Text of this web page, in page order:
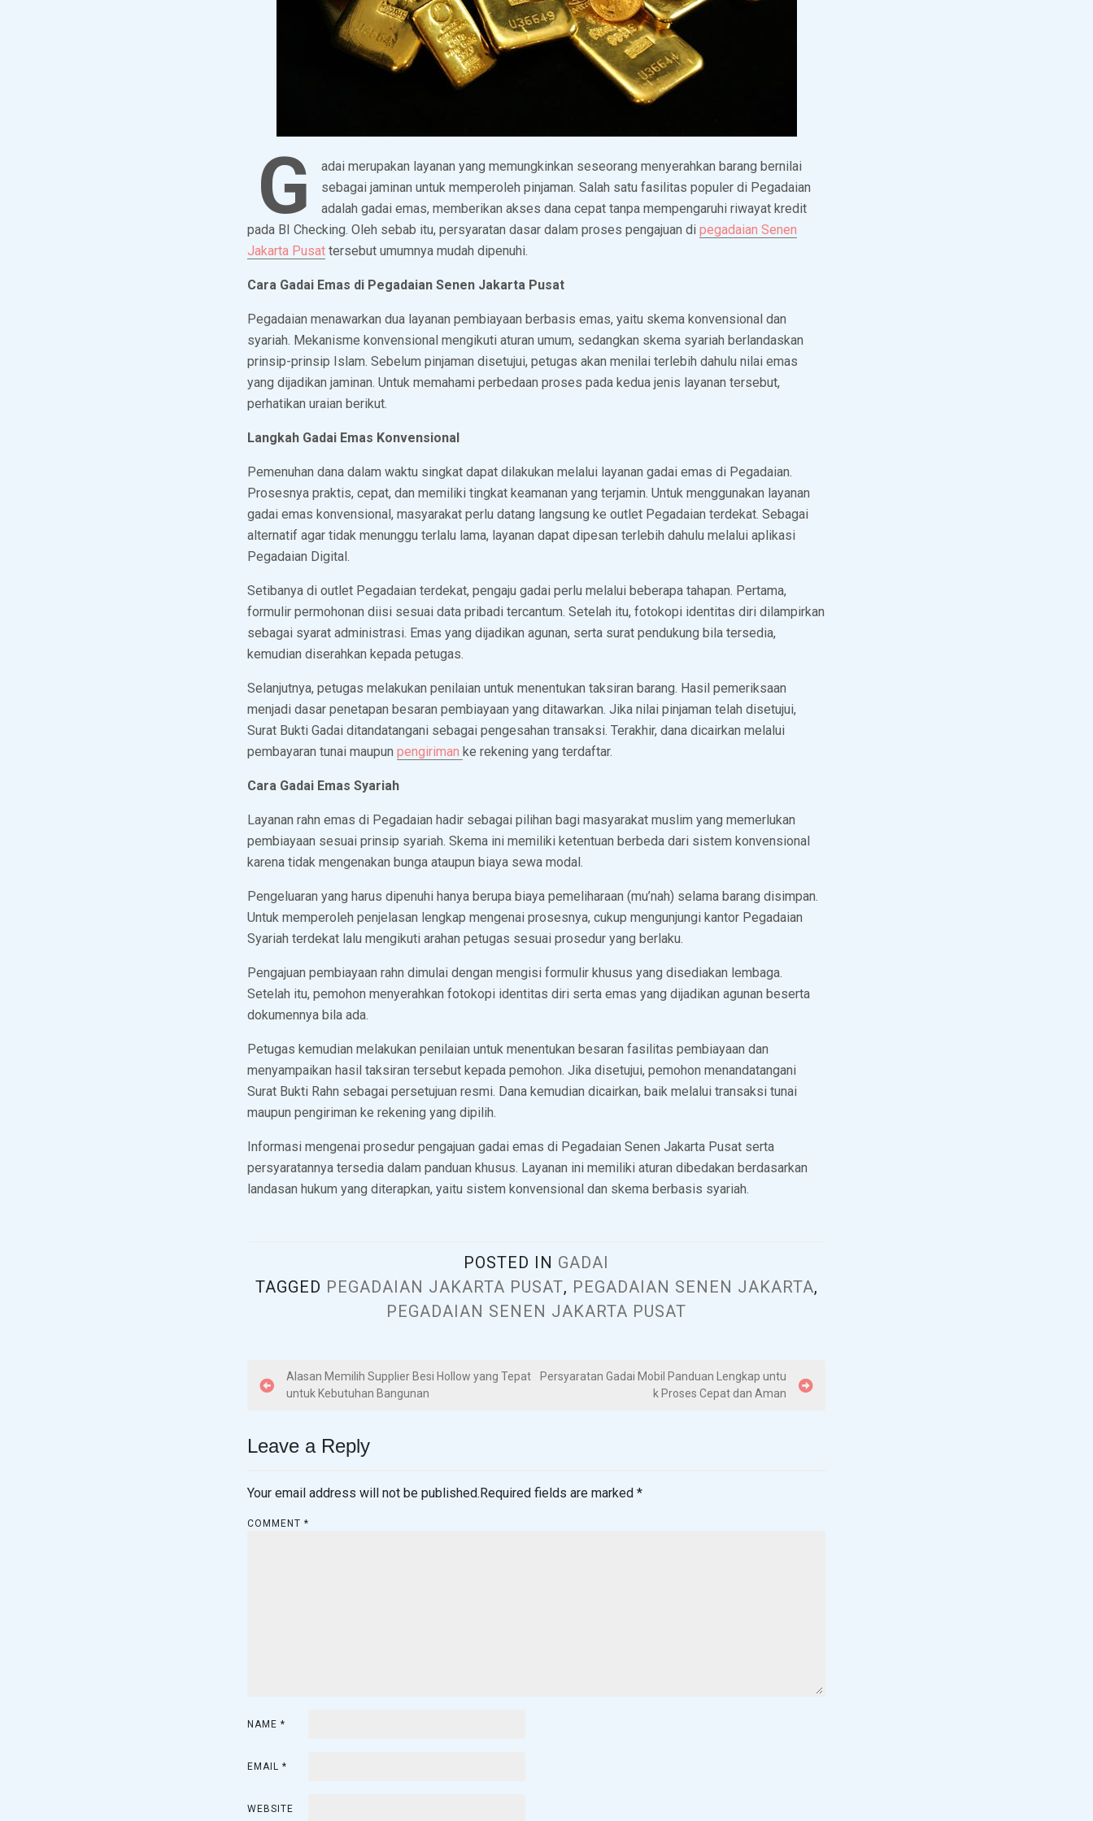
G
adai merupakan layanan yang memungkinkan seseorang menyerahkan barang bernilai
sebagai jaminan untuk memperoleh pinjaman. Salah satu fasilitas populer di Pegadaian
adalah gadai emas, memberikan akses dana cepat tanpa mempengaruhi riwayat kredit
pada BI Checking. Oleh sebab itu, persyaratan dasar dalam proses pengajuan di pegadaian Senen
Jakarta Pusat tersebut umumnya mudah dipenuhi.
Cara Gadai Emas di Pegadaian Senen Jakarta Pusat
Pegadaian menawarkan dua layanan pembiayaan berbasis emas, yaitu skema konvensional dan
syariah. Mekanisme konvensional mengikuti aturan umum, sedangkan skema syariah berlandaskan
prinsip-prinsip Islam. Sebelum pinjaman disetujui, petugas akan menilai terlebih dahulu nilai emas
yang dijadikan jaminan. Untuk memahami perbedaan proses pada kedua jenis layanan tersebut,
perhatikan uraian berikut.
Langkah Gadai Emas Konvensional
Pemenuhan dana dalam waktu singkat dapat dilakukan melalui layanan gadai emas di Pegadaian.
Prosesnya praktis, cepat, dan memiliki tingkat keamanan yang terjamin. Untuk menggunakan layanan
gadai emas konvensional, masyarakat perlu datang langsung ke outlet Pegadaian terdekat. Sebagai
alternatif agar tidak menunggu terlalu lama, layanan dapat dipesan terlebih dahulu melalui aplikasi
Pegadaian Digital.
Setibanya di outlet Pegadaian terdekat, pengaju gadai perlu melalui beberapa tahapan. Pertama,
formulir permohonan diisi sesuai data pribadi tercantum. Setelah itu, fotokopi identitas diri dilampirkan
sebagai syarat administrasi. Emas yang dijadikan agunan, serta surat pendukung bila tersedia,
kemudian diserahkan kepada petugas.
Selanjutnya, petugas melakukan penilaian untuk menentukan taksiran barang. Hasil pemeriksaan
menjadi dasar penetapan besaran pembiayaan yang ditawarkan. Jika nilai pinjaman telah disetujui,
Surat Bukti Gadai ditandatangani sebagai pengesahan transaksi. Terakhir, dana dicairkan melalui
pembayaran tunai maupun pengiriman ke rekening yang terdaftar.
Cara Gadai Emas Syariah
Layanan rahn emas di Pegadaian hadir sebagai pilihan bagi masyarakat muslim yang memerlukan
pembiayaan sesuai prinsip syariah. Skema ini memiliki ketentuan berbeda dari sistem konvensional
karena tidak mengenakan bunga ataupun biaya sewa modal.
Pengeluaran yang harus dipenuhi hanya berupa biaya pemeliharaan (mu’nah) selama barang disimpan.
Untuk memperoleh penjelasan lengkap mengenai prosesnya, cukup mengunjungi kantor Pegadaian
Syariah terdekat lalu mengikuti arahan petugas sesuai prosedur yang berlaku.
Pengajuan pembiayaan rahn dimulai dengan mengisi formulir khusus yang disediakan lembaga.
Setelah itu, pemohon menyerahkan fotokopi identitas diri serta emas yang dijadikan agunan beserta
dokumennya bila ada.
Petugas kemudian melakukan penilaian untuk menentukan besaran fasilitas pembiayaan dan
menyampaikan hasil taksiran tersebut kepada pemohon. Jika disetujui, pemohon menandatangani
Surat Bukti Rahn sebagai persetujuan resmi. Dana kemudian dicairkan, baik melalui transaksi tunai
maupun pengiriman ke rekening yang dipilih.
Informasi mengenai prosedur pengajuan gadai emas di Pegadaian Senen Jakarta Pusat serta
persyaratannya tersedia dalam panduan khusus. Layanan ini memiliki aturan dibedakan berdasarkan
landasan hukum yang diterapkan, yaitu sistem konvensional dan skema berbasis syariah.
POSTED IN GADAI
TAGGED PEGADAIAN JAKARTA PUSAT, PEGADAIAN SENEN JAKARTA,
PEGADAIAN SENEN JAKARTA PUSAT
P
s
n
i
Alasan Memilih Supplier Besi Hollow yang Tepat
untuk Kebutuhan Bangunan
Persyaratan Gadai Mobil Panduan Lengkap untu
k Proses Cepat dan Aman
Leave a Reply
Your email address will not be published.Required fields are marked *
COMMENT *
NAME *
EMAIL *
WEBSITE